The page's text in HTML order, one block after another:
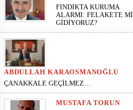
FINDIKTA KURUMA
ALARMI: FELAKETE Mİ
GİDİYORUZ?
ABDULLAH KARAOSMANOĞLU
ÇANAKKALE GEÇİLMEZ…
MUSTAFA TORUN